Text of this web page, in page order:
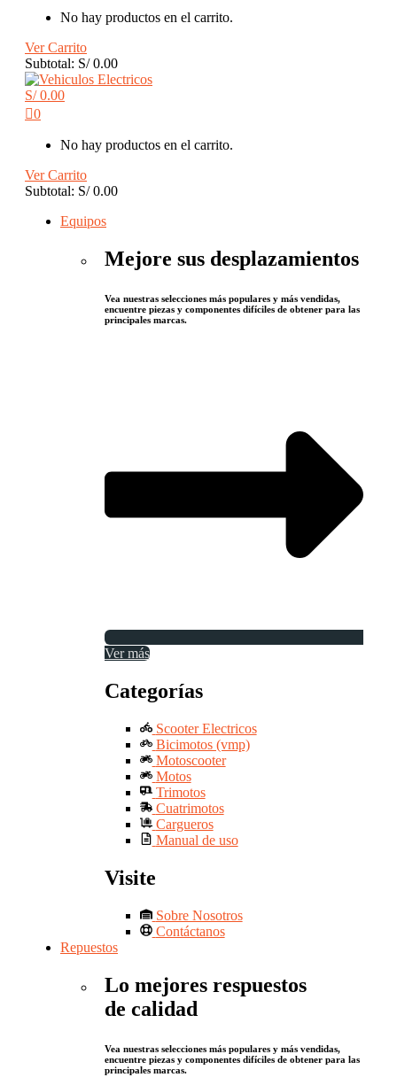
No hay productos en el carrito.
Ver Carrito
Subtotal: S/0.00
S/0.00
0
No hay productos en el carrito.
Ver Carrito
Subtotal: S/0.00
Equipos
Mejore sus desplazamientos
Vea nuestras selecciones más populares y más vendidas,
encuentre piezas y componentes difíciles de obtener para las
principales marcas.
Ver más
Categorías
Scooter Electricos
Bicimotos (vmp)
Motoscooter
Motos
Trimotos
Cuatrimotos
Cargueros
Manual de uso
Visite
Sobre Nosotros
Contáctanos
Repuestos
Lo mejores respuestos
de calidad
Vea nuestras selecciones más populares y más vendidas,
encuentre piezas y componentes difíciles de obtener para las
principales marcas.